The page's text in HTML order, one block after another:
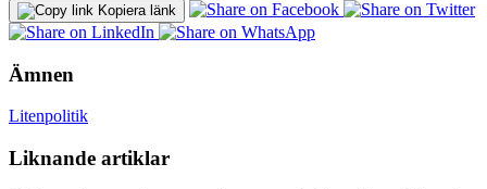
Kopiera länk
Ämnen
Litenpolitik
Liknande artiklar